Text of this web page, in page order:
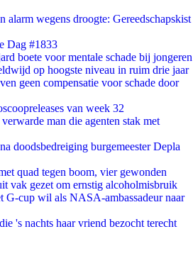
alarm wegens droogte: Gereedschapskist
Dag #1833
boete voor mentale schade bij jongeren
op hoogste niveau in ruim drie jaar
geen compensatie voor schade door
van week 32
man die agenten stak met
doodsbedreiging burgemeester Depla
quad tegen boom, vier gewonden
vak gezet om ernstig alcoholmisbruik
G-cup wil als NASA-ambassadeur naar
's nachts haar vriend bezocht terecht